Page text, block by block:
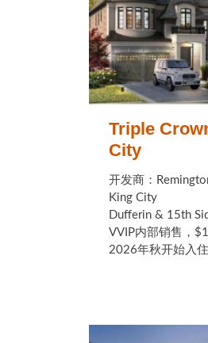
Triple
City
开发商：
King City
Dufferin & 15th
VVIP内部销售，
2026年秋开始入